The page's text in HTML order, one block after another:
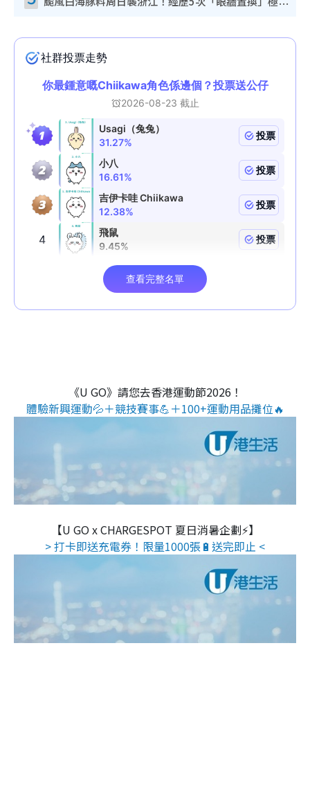
颱風白海豚料周日襲浙江！經歷5次「眼牆置換」極罕見 成登陸內地最長途颱風
《U GO》請您去香港運動節2026！
體驗新興運動💦＋競技賽事💪＋100+運動用品攤位🔥
【U GO x CHARGESPOT 夏日消暑企劃⚡】
> 打卡即送充電券！限量1000張🔋送完即止 <